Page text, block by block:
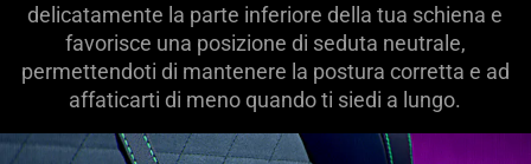
delicatamente la parte inferiore della tua schiena e
favorisce una posizione di seduta neutrale,
permettendoti di mantenere la postura corretta e ad
affaticarti di meno quando ti siedi a lungo.